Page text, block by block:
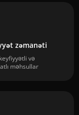
zəmanəti
və
məhsullar